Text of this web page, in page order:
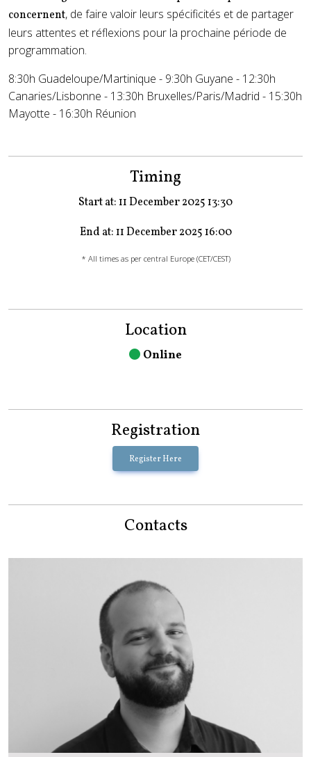
concernent, de faire valoir leurs spécificités et de partager
leurs attentes et réflexions pour la prochaine période de
programmation.
8:30h Guadeloupe/Martinique - 9:30h Guyane - 12:30h
Canaries/Lisbonne - 13:30h Bruxelles/Paris/Madrid - 15:30h
Mayotte - 16:30h Réunion
Timing
Start at: 11 December 2025 13:30
End at: 11 December 2025 16:00
* All times as per central Europe (CET/CEST)
Location
Online
Registration
Register Here
Contacts